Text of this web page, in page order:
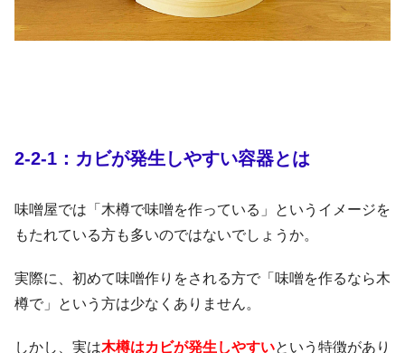
2-2-1：カビが発生しやすい容器とは
味噌屋では「木樽で味噌を作っている」というイメージを
もたれている方も多いのではないでしょうか。
実際に、初めて味噌作りをされる方で「味噌を作るなら木
樽で」という方は少なくありません。
しかし、実は木樽はカビが発生しやすいという特徴があり